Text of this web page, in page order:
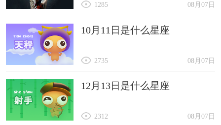
08月07日
1285
10月11日是什么星座
08月07日
2735
12月13日是什么星座
08月07日
2312